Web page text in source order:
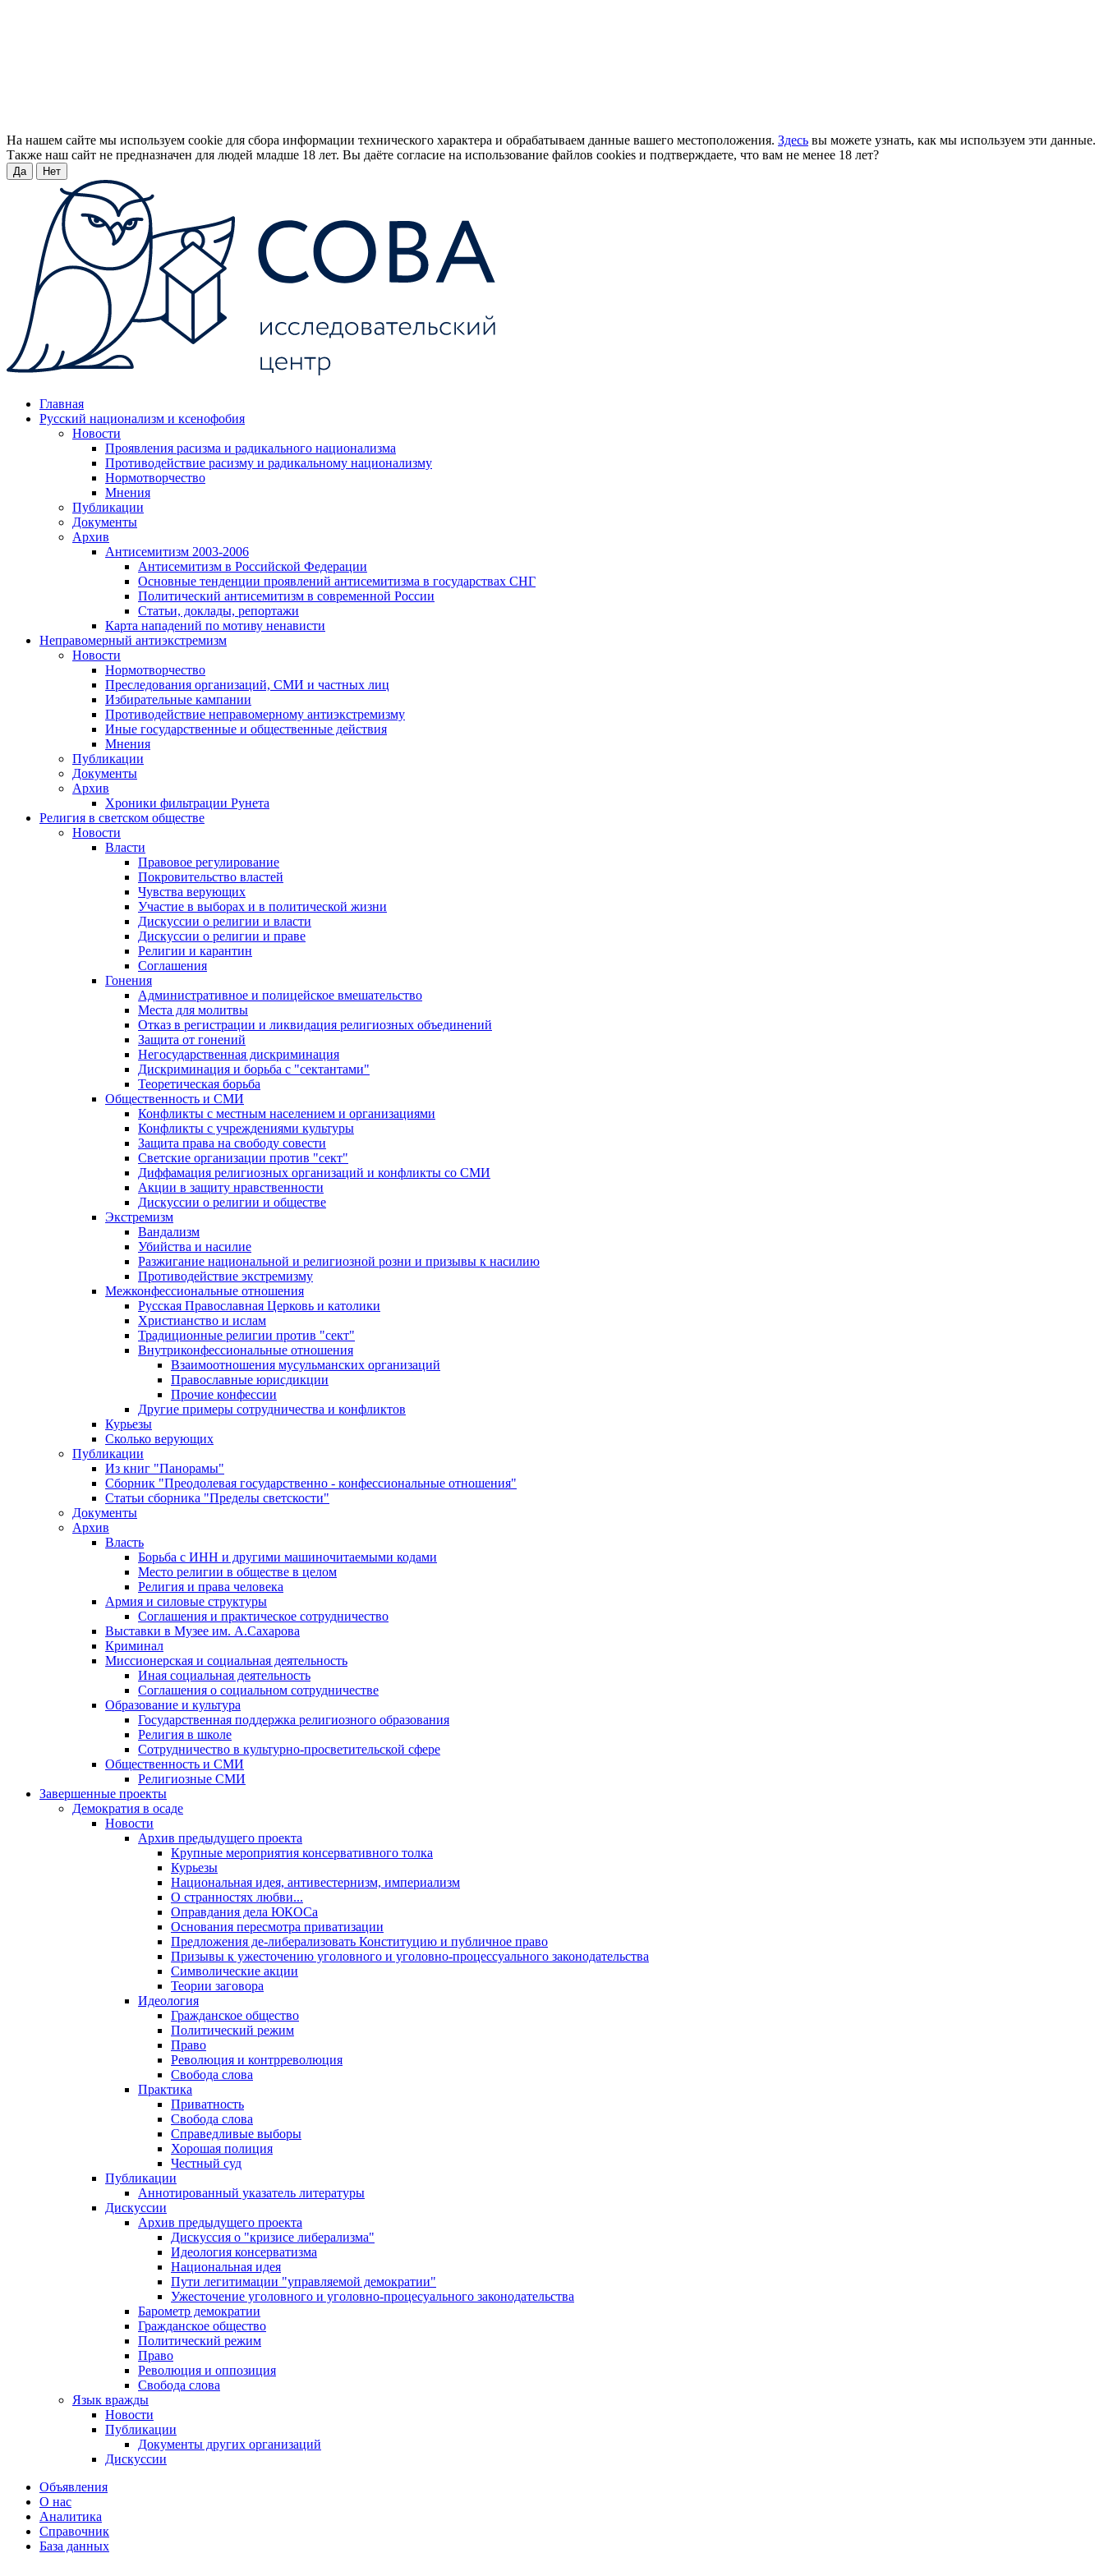
На нашем сайте мы используем cookie для сбора информации технического характера и обрабатываем данные вашего местоположения. Здесь вы можете узнать, как мы используем эти данные.
Также наш сайт не предназначен для людей младше 18 лет. Вы даёте согласие на использование файлов cookies и подтверждаете, что вам не менее 18 лет?
Да Нет
Главная
Русский национализм и ксенофобия
Новости
Проявления расизма и радикального национализма
Противодействие расизму и радикальному национализму
Нормотворчество
Мнения
Публикации
Документы
Архив
Антисемитизм 2003-2006
Антисемитизм в Российской Федерации
Основные тенденции проявлений антисемитизма в государствах СНГ
Политический антисемитизм в современной России
Статьи, доклады, репортажи
Карта нападений по мотиву ненависти
Неправомерный антиэкстремизм
Новости
Нормотворчество
Преследования организаций, СМИ и частных лиц
Избирательные кампании
Противодействие неправомерному антиэкстремизму
Иные государственные и общественные действия
Мнения
Публикации
Документы
Архив
Хроники фильтрации Рунета
Религия в светском обществе
Новости
Власти
Правовое регулирование
Покровительство властей
Чувства верующих
Участие в выборах и в политической жизни
Дискуссии о религии и власти
Дискуссии о религии и праве
Религии и карантин
Соглашения
Гонения
Административное и полицейское вмешательство
Места для молитвы
Отказ в регистрации и ликвидация религиозных объединений
Защита от гонений
Негосударственная дискриминация
Дискриминация и борьба с "сектантами"
Теоретическая борьба
Общественность и СМИ
Конфликты с местным населением и организациями
Конфликты с учреждениями культуры
Защита права на свободу совести
Светские организации против "сект"
Диффамация религиозных организаций и конфликты со СМИ
Акции в защиту нравственности
Дискуссии о религии и обществе
Экстремизм
Вандализм
Убийства и насилие
Разжигание национальной и религиозной розни и призывы к насилию
Противодействие экстремизму
Межконфессиональные отношения
Русская Православная Церковь и католики
Христианство и ислам
Традиционные религии против "сект"
Внутриконфессиональные отношения
Взаимоотношения мусульманских организаций
Православные юрисдикции
Прочие конфессии
Другие примеры сотрудничества и конфликтов
Курьезы
Сколько верующих
Публикации
Из книг "Панорамы"
Сборник "Преодолевая государственно - конфессиональные отношения"
Статьи сборника "Пределы светскости"
Документы
Архив
Власть
Борьба с ИНН и другими машиночитаемыми кодами
Место религии в обществе в целом
Религия и права человека
Армия и силовые структуры
Соглашения и практическое сотрудничество
Выставки в Музее им. А.Сахарова
Криминал
Миссионерская и социальная деятельность
Иная социальная деятельность
Соглашения о социальном сотрудничестве
Образование и культура
Государственная поддержка религиозного образования
Религия в школе
Сотрудничество в культурно-просветительской сфере
Общественность и СМИ
Религиозные СМИ
Завершенные проекты
Демократия в осаде
Новости
Архив предыдущего проекта
Крупные мероприятия консервативного толка
Курьезы
Национальная идея, антивестернизм, империализм
О странностях любви...
Оправдания дела ЮКОСа
Основания пересмотра приватизации
Предложения де-либерализовать Конституцию и публичное право
Призывы к ужесточению уголовного и уголовно-процессуального законодательства
Символические акции
Теории заговора
Идеология
Гражданское общество
Политический режим
Право
Революция и контрреволюция
Свобода слова
Практика
Приватность
Свобода слова
Справедливые выборы
Хорошая полиция
Честный суд
Публикации
Аннотированный указатель литературы
Дискуссии
Архив предыдущего проекта
Дискуссия о "кризисе либерализма"
Идеология консерватизма
Национальная идея
Пути легитимации "управляемой демократии"
Ужесточение уголовного и уголовно-процесуального законодательства
Барометр демократии
Гражданское общество
Политический режим
Право
Революция и оппозиция
Свобода слова
Язык вражды
Новости
Публикации
Документы других организаций
Дискуссии
Объявления
О нас
Аналитика
Справочник
База данных